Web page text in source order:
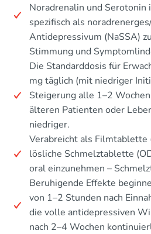
Noradrenalin und Serotonin
spezifisch als
Antidepressivum (NaSSA)
Stimmung und
Die Standarddosis für
mg täglich (mit niedriger
Steigerung alle 1–2
älteren Patienten oder
niedriger.
Verabreicht als Filmtablette
lösliche Schmelztablette
oral einzunehmen –
Beruhigende Effekte
von 1–2 Stunden nach
die volle antidepressiven
nach 2–4 Wochen